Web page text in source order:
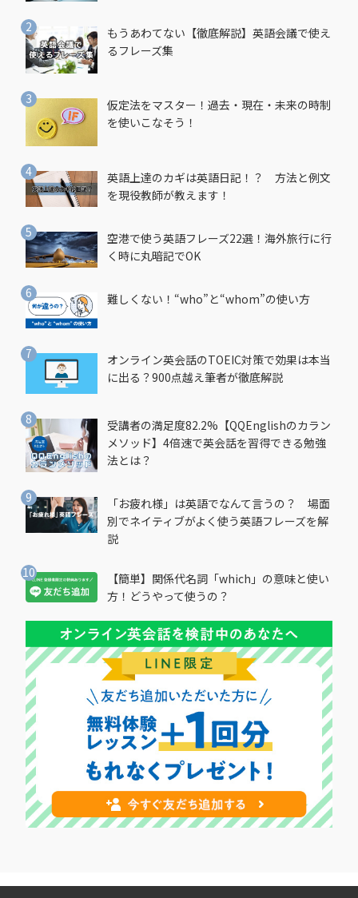
もうあわてない【徹底解説】英語会議で使え
るフレーズ集
仮定法をマスター！過去・現在・未来の時制
を使いこなそう！
英語上達のカギは英語日記！？ 方法と例文
を現役教師が教えます！
空港で使う英語フレーズ22選！海外旅行に行
く時に丸暗記でOK
難しくない！“who”と“whom”の使い方
オンライン英会話のTOEIC対策で効果は本当
に出る？900点越え筆者が徹底解説
受講者の満足度82.2%【QQEnglishのカラン
メソッド】4倍速で英会話を習得できる勉強
法とは？
「お疲れ様」は英語でなんて言うの？ 場面
別でネイティブがよく使う英語フレーズを解
説
【簡単】関係代名詞「which」の意味と使い
方！どうやって使うの？